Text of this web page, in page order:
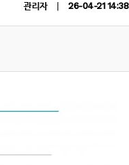
관리자 26-04-21 14:38